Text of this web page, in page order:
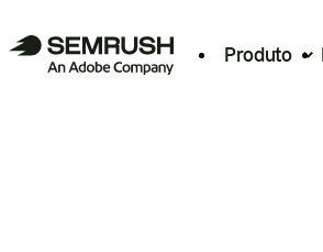
Produto